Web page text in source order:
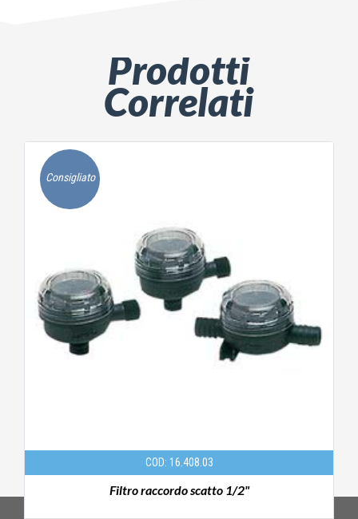
Prodotti
Correlati
Consigliato
COD: 16.408.03
Filtro raccordo scatto 1/2"